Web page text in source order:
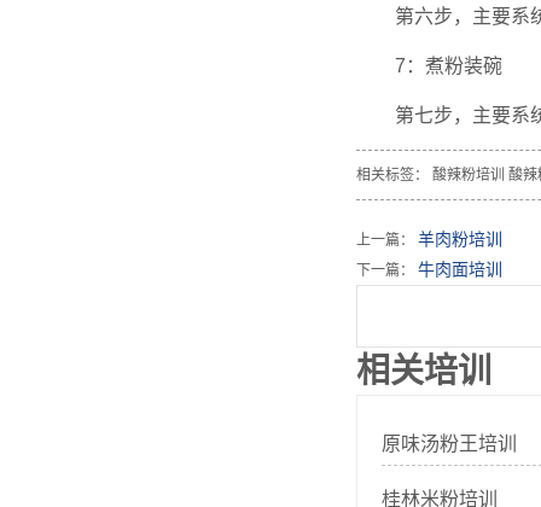
第六步，主要系
7：煮粉装碗
第七步，主要系
相关标签： 酸辣粉培训 酸辣
上一篇： 羊肉粉培训
下一篇： 牛肉面培训
相关培训
原味汤粉王培训
桂林米粉培训